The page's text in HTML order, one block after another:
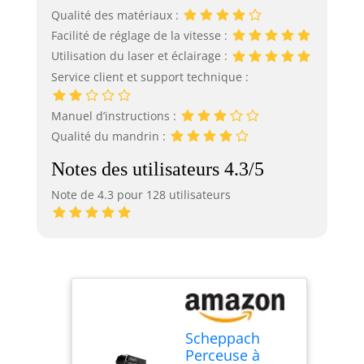
Qualité des matériaux :
Facilité de réglage de la vitesse :
Utilisation du laser et éclairage :
Service client et support technique :
Manuel d’instructions :
Qualité du mandrin :
Notes des utilisateurs 4.3/5
Note de 4.3 pour 128 utilisateurs
Scheppach
Perceuse à